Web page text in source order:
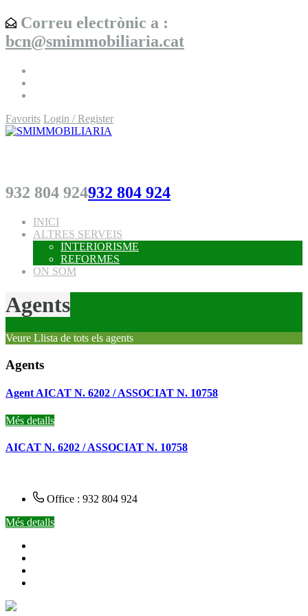
Correu electrònic a :
bcn@smimmobiliaria.cat
Favorits Login / Register
932 804 924932 804 924
INICI
ALTRES SERVEIS
INTERIORISME
REFORMES
ON SOM
Agents
Veure Llista de tots els agents
Agents
Agent AICAT N. 6202 / ASSOCIAT N. 10758
Més detalls
AICAT N. 6202 / ASSOCIAT N. 10758
Office : 932 804 924
Més detalls